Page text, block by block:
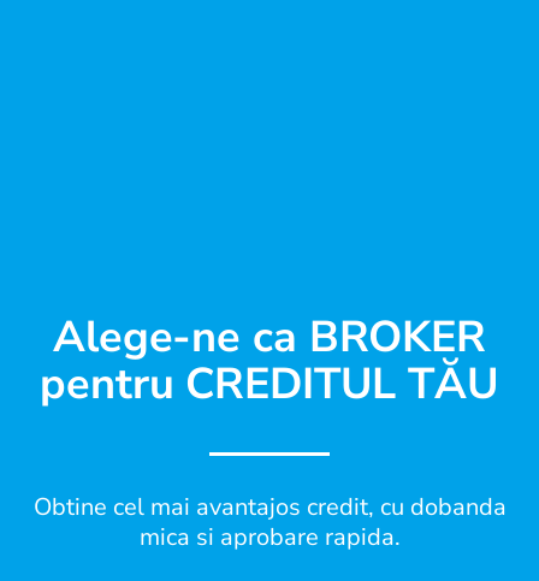
Alege-ne ca BROKER
pentru CREDITUL TĂU
Obtine cel mai avantajos credit, cu dobanda
mica si aprobare rapida.